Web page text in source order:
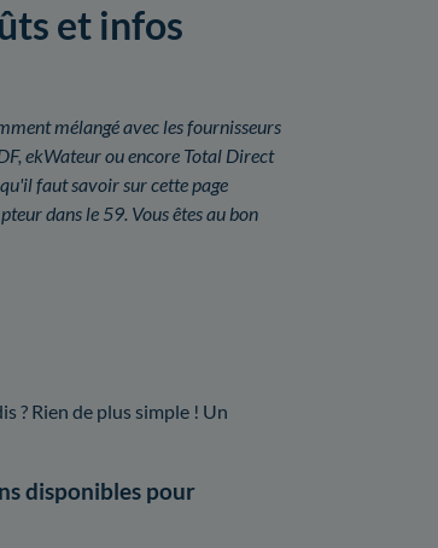
et infos
mélangé avec les fournisseurs
ekWateur ou encore Total Direct
faut savoir sur cette page
dans le 59. Vous êtes au bon
? Rien de plus simple ! Un
disponibles pour